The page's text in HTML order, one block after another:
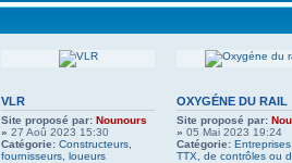
VLR
Site proposé par: Nounours
» 27 Aoû 2023 15:30
Catégorie: Constructeurs,
fournisseurs, loueurs
OXYGÉNE DU RAIL
Site proposé par:
» 05 Mai 2023 19:24
Catégorie:
TTX, de contrôles ou